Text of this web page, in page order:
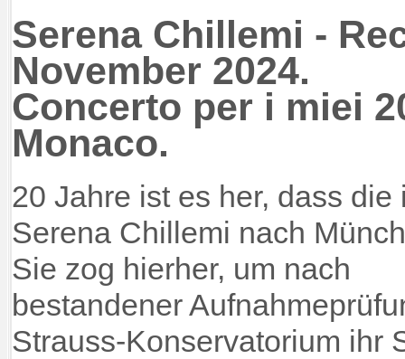
Serena Chillemi -
November 2024.
Concerto per i miei
Monaco.
20 Jahre ist es her, dass
Serena Chillemi nach
Sie zog hierher, um nach
bestandener
Strauss-Konservatorium ihr